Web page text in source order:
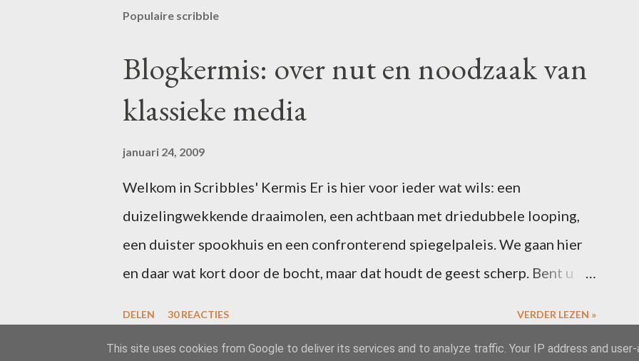
e
t
i
e
p
t
n
Populaire scribble
Blogkermis: over nut en noodzaak van
klassieke media
januari 24, 2009
Welkom in Scribbles' Kermis Er is hier voor ieder wat wils: een
duizelingwekkende draaimolen, een achtbaan met driedubbele looping,
een duister spookhuis en een confronterend spiegelpaleis. We gaan hier
en daar wat kort door de bocht, maar dat houdt de geest scherp. Bent u
in één of meer van de attracties. Vergeet niet te linken naar deze post, dan
DELEN 30 REACTIES VERDER LEZEN »
This site uses cookies from Google to deliver its services and to analyze traffic. Your IP address and